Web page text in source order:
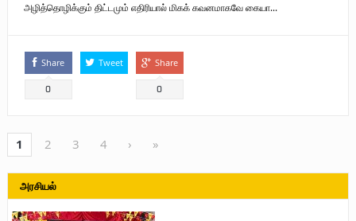
அழித்தொழிக்கும் திட்டமும் எதிரியால் மிகக் கவனமாகவே கையா...
Share
0
Tweet Share
0
1 2 3 4 › »
அரசியல்